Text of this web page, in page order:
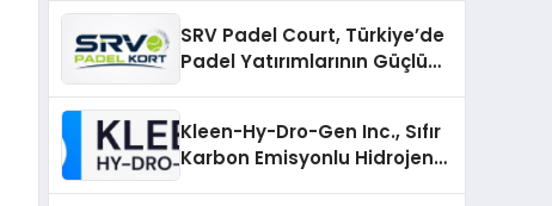
SRV Padel Court, Türkiye’de
Padel Yatırımlarının Güçlü
Kleen-Hy-Dro-Gen Inc., Sıfır
Karbon Emisyonlu Hidrojen